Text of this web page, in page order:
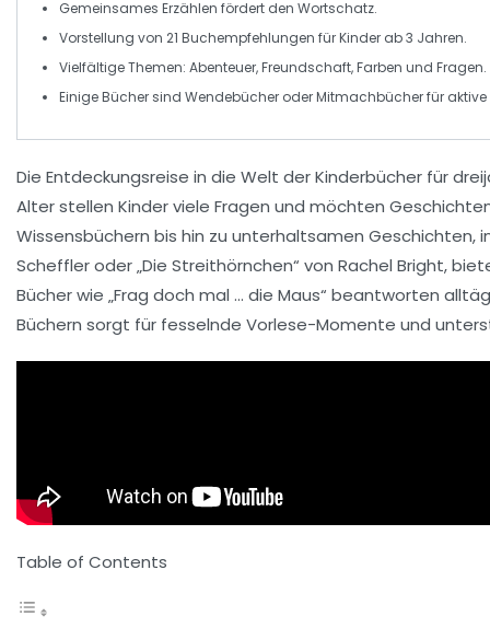
Gemeinsames Erzählen fördert den Wortschatz.
Vorstellung von 21 Buchempfehlungen für Kinder ab 3 Jahren.
Vielfältige Themen: Abenteuer,Freundschaft,Farben und Fragen.
Einige Bücher sind Wendebücher oderMitmachbücherfür
Die Entdeckungsreise in die Welt derKinderbücher für
Alter stellen Kinder viele Fragen und möchten
Wissensbüchern bis hin zu unterhaltsamen Geschichten,
Scheffler oder„Die Streithörnchen“ von Rachel Bright,
Bücher wie „Frag doch mal … die Maus“ beantworten
Büchern sorgt für fesselnde Vorlese-Momente und
Table of Contents